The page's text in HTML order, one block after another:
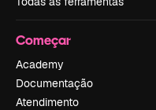
Começar
Academy
Documentação
Atendimento